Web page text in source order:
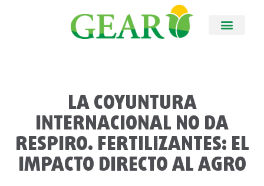
LA COYUNTURA
INTERNACIONAL NO DA
RESPIRO. FERTILIZANTES: EL
IMPACTO DIRECTO AL AGRO